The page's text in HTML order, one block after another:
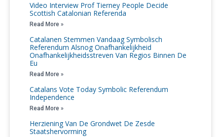
Video Interview Prof Tierney People Decide
Scottish Catalonian Referenda
Read More »
Catalanen Stemmen Vandaag Symbolisch
Referendum Alsnog Onafhankelijkheid
Onafhankelijkheidsstreven Van Regios Binnen De
Eu
Read More »
Catalans Vote Today Symbolic Referendum
Independence
Read More »
Herziening Van De Grondwet De Zesde
Staatshervorming